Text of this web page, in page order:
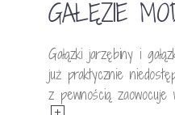
GAŁĘZIE
Gałązki jarzębiny i
już praktycznie
z pewnością zaowocuje